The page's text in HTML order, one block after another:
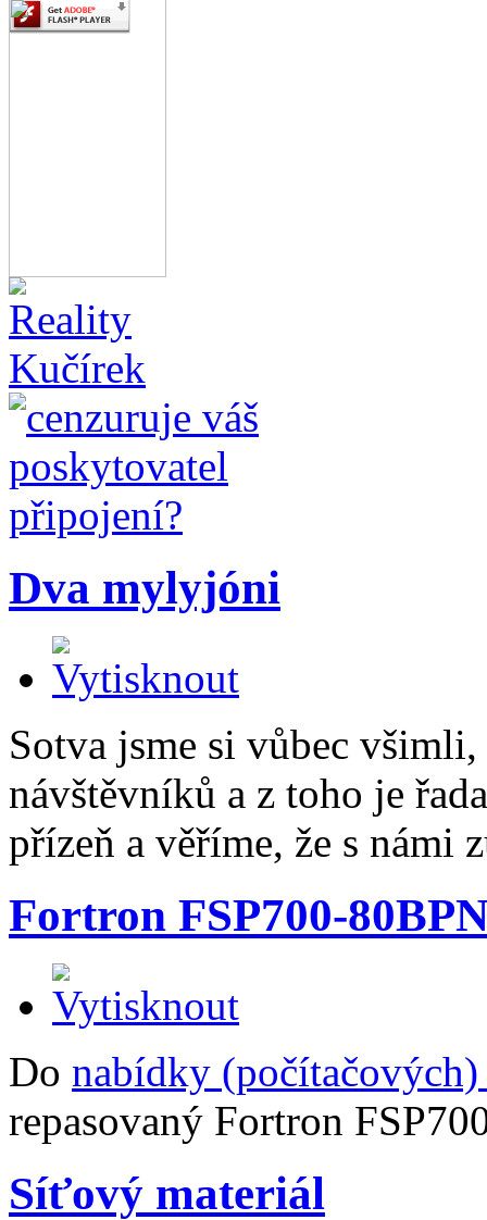
Dva mylyjóni
Sotva jsme si vůbec
návštěvníků a z toho je
přízeň a věříme, že s námi
Fortron FSP700-
Do nabídky
repasovaný Fortron
Síťový materiál